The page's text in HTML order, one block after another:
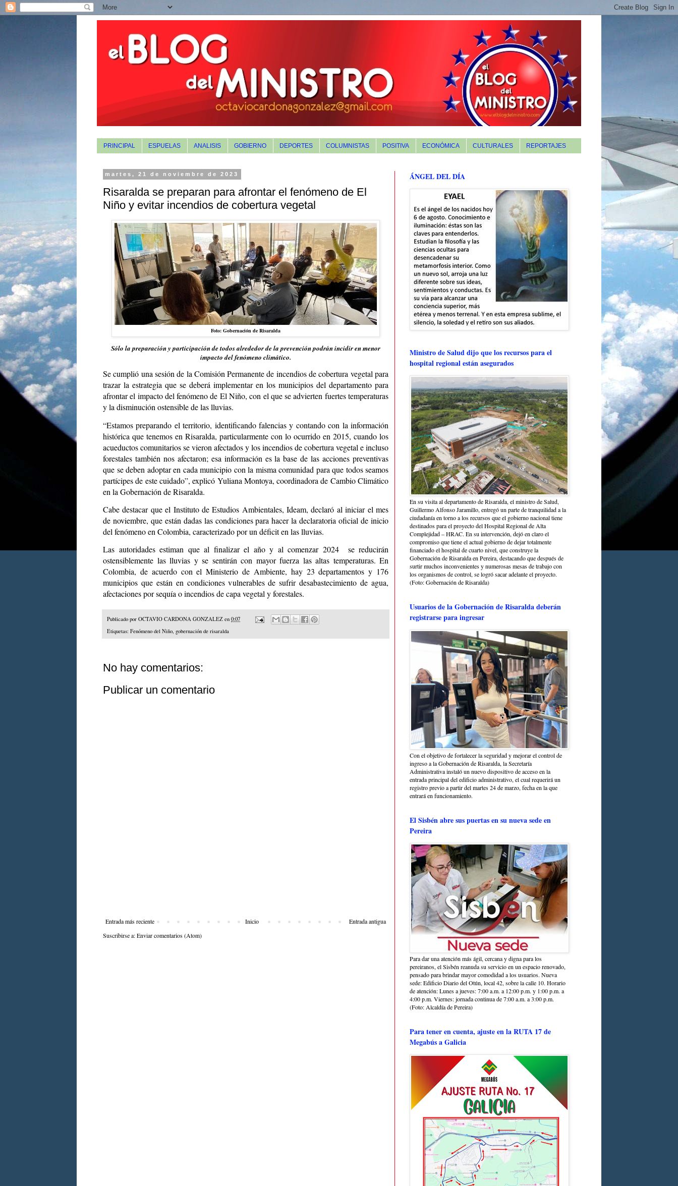
PRINCIPAL ESPUELAS ANALISIS GOBIERNO DEPORTES COLUMNISTAS POSITIVA ECONÓMICA CULTURALES REPORTAJES
martes, 21 de noviembre de 2023
Risaralda se preparan para afrontar el fenómeno de El
Niño y evitar incendios de cobertura vegetal
Foto: Gobernación de Risaralda
Sólo la preparación y participación de todos alrededor de la prevención podrán incidir en menor
impacto del fenómeno climático.
Se cumplió una sesión de la Comisión Permanente de incendios de cobertura vegetal para
trazar la estrategia que se deberá implementar en los municipios del departamento para
afrontar el impacto del fenómeno de El Niño, con el que se advierten fuertes temperaturas
y la disminución ostensible de las lluvias.
“Estamos preparando el territorio, identificando falencias y contando con la información
histórica que tenemos en Risaralda, particularmente con lo ocurrido en 2015, cuando los
acueductos comunitarios se vieron afectados y los incendios de cobertura vegetal e incluso
forestales también nos afectaron; esa información es la base de las acciones preventivas
que se deben adoptar en cada municipio con la misma comunidad para que todos seamos
partícipes de este cuidado”, explicó Yuliana Montoya, coordinadora de Cambio Climático
en la Gobernación de Risaralda.
Cabe destacar que el Instituto de Estudios Ambientales, Ideam, declaró al iniciar el mes
de noviembre, que están dadas las condiciones para hacer la declaratoria oficial de inicio
del fenómeno en Colombia, caracterizado por un déficit en las lluvias.
Las autoridades estiman que al finalizar el año y al comenzar 2024 se reducirán
ostensiblemente las lluvias y se sentirán con mayor fuerza las altas temperaturas. En
Colombia, de acuerdo con el Ministerio de Ambiente, hay 23 departamentos y 176
municipios que están en condiciones vulnerables de sufrir desabastecimiento de agua,
afectaciones por sequía o incendios de capa vegetal y forestales.
Publicado por OCTAVIO CARDONA GONZALEZ en 0:07
Etiquetas: Fenómeno del Niño, gobernación de risaralda
No hay comentarios:
Publicar un comentario
Entrada más reciente Entrada antigua
Inicio
Suscribirse a:Enviar comentarios (Atom)
ÁNGEL DEL DÍA
Ministro de Salud dijo que los recursos para el
hospital regional están asegurados
En su visita al departamento de Risaralda, el ministro de Salud,
Guillermo Alfonso Jaramillo, entregó un parte de tranquilidad a la
ciudadanía en torno a los recursos que el gobierno nacional tiene
destinados para el proyecto del Hospital Regional de Alta
Complejidad – HRAC. En su intervención, dejó en claro el
compromiso que tiene el actual gobierno de dejar totalmente
financiado el hospital de cuarto nivel, que construye la
Gobernación de Risaralda en Pereira, destacando que después de
surtir muchos inconvenientes y numerosas mesas de trabajo con
los organismos de control, se logró sacar adelante el proyecto.
(Foto: Gobernación de Risaralda)
Usuarios de la Gobernación de Risaralda deberán
registrarse para ingresar
Con el objetivo de fortalecer la seguridad y mejorar el control de
ingreso a la Gobernación de Risaralda, la Secretaría
Administrativa instaló un nuevo dispositivo de acceso en la
entrada principal del edificio administrativo, el cual requerirá un
registro previo a partir del martes 24 de marzo, fecha en la que
entrará en funcionamiento.
El Sisbén abre sus puertas en su nueva sede en
Pereira
Para dar una atención más ágil, cercana y digna para los
pereiranos, el Sisbén reanuda su servicio en un espacio renovado,
pensado para brindar mayor comodidad a los usuarios. Nueva
sede: Edificio Diario del Otún, local 42, sobre la calle 10. Horario
de atención: Lunes a jueves: 7:00 a.m. a 12:00 p.m. y 1:00 p.m. a
4:00 p.m. Viernes: jornada continua de 7:00 a.m. a 3:00 p.m.
(Foto: Alcaldía de Pereira)
Para tener en cuenta, ajuste en la RUTA 17 de
Megabús a Galicia